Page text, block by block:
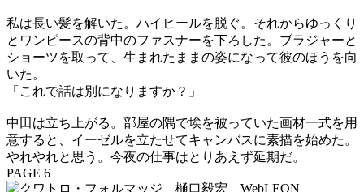
私は長い髪を解いた。ハイヒールを脱ぐ。それからゆっくり
とワンピースの背中のファスナーを下ろした。ブラジャーと
ショーツを取って、生まれたままの姿になって彼のほうを向
いた。
「これで話は別になりますか？」
中田は立ち上がる。部屋の隅で埃を被っていた画材一式を用
意すると、イーゼルを立たせてキャンバスに素描を始めた。
やれやれと思う。今夜の仕事はとりあえず延期だ。
PAGE 6